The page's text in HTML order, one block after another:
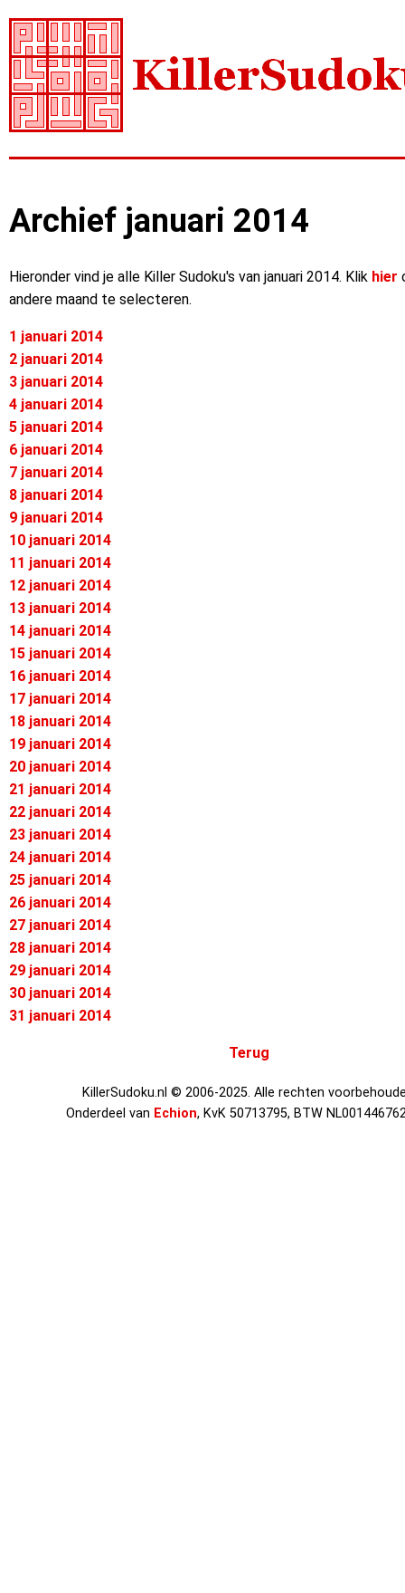
Archief januari 2014
Hieronder vind je alle Killer Sudoku's van januari 2014. Klik hier
andere maand te selecteren.
1 januari 2014
2 januari 2014
3 januari 2014
4 januari 2014
5 januari 2014
6 januari 2014
7 januari 2014
8 januari 2014
9 januari 2014
10 januari 2014
11 januari 2014
12 januari 2014
13 januari 2014
14 januari 2014
15 januari 2014
16 januari 2014
17 januari 2014
18 januari 2014
19 januari 2014
20 januari 2014
21 januari 2014
22 januari 2014
23 januari 2014
24 januari 2014
25 januari 2014
26 januari 2014
27 januari 2014
28 januari 2014
29 januari 2014
30 januari 2014
31 januari 2014
Terug
KillerSudoku.nl © 2006-2025. Alle rechten
Onderdeel van Echion, KvK 50713795, BTW